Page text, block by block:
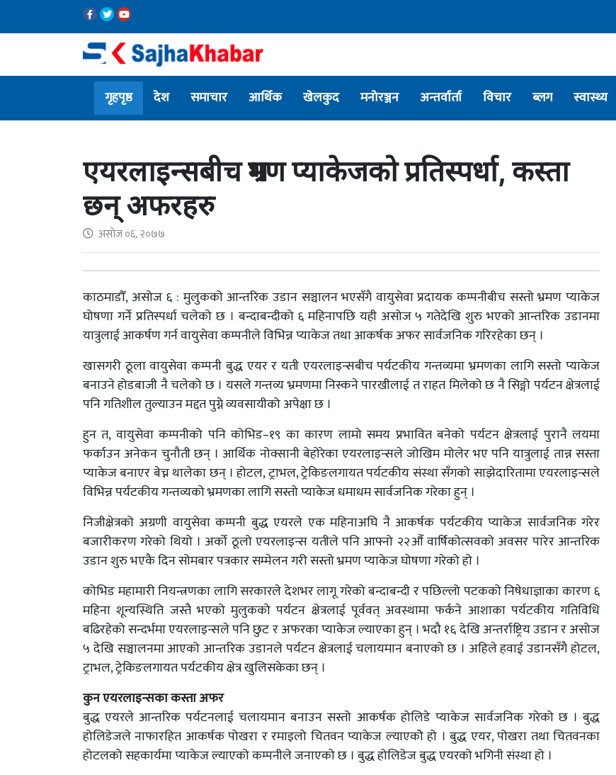
गृहपृष्ठ देश समाचार आर्थिक खेलकुद मनोरञ्जन अन्तर्वार्ता विचार ब्लग स्वास्थ्य
एयरलाइन्सबीच भ्रमण प्याकेजको प्रतिस्पर्धा, कस्ता
छन् अफरहरु
असोज ०६, २०७७
काठमाडौँ, असोज ६ : मुलुकको आन्तरिक उडान सञ्चालन भएसँगै वायुसेवा प्रदायक कम्पनीबीच सस्तो भ्रमण प्याकेज
घोषणा गर्ने प्रतिस्पर्धा चलेको छ । बन्दाबन्दीको ६ महिनापछि यही असोज ५ गतेदेखि शुरु भएको आन्तरिक उडानमा
यात्रुलाई आकर्षण गर्न वायुसेवा कम्पनीले विभिन्न प्याकेज तथा आकर्षक अफर सार्वजनिक गरिरहेका छन् ।
खासगरी ठूला वायुसेवा कम्पनी बुद्ध एयर र यती एयरलाइन्सबीच पर्यटकीय गन्तव्यमा भ्रमणका लागि सस्तो प्याकेज
बनाउने होडबाजी नै चलेको छ । यसले गन्तव्य भ्रमणमा निस्कने पारखीलाई त राहत मिलेको छ नै सिङ्गो पर्यटन क्षेत्रलाई
पनि गतिशील तुल्याउन मद्दत पुग्ने व्यवसायीको अपेक्षा छ ।
हुन त, वायुसेवा कम्पनीको पनि कोभिड–१९ का कारण लामो समय प्रभावित बनेको पर्यटन क्षेत्रलाई पुरानै लयमा
फर्काउन अनेकन चुनौती छन् । आर्थिक नोक्सानी बेहोरेका एयरलाइन्सले जोखिम मोलेर भए पनि यात्रुलाई तान्न सस्ता
प्याकेज बनाएर बेच्न थालेका छन् । होटल, ट्राभल, ट्रेकिङलगायत पर्यटकीय संस्था सँगको साझेदारितामा एयरलाइन्सले
विभिन्न पर्यटकीय गन्तव्यको भ्रमणका लागि सस्तो प्याकेज धमाधम सार्वजनिक गरेका हुन् ।
निजीक्षेत्रको अग्रणी वायुसेवा कम्पनी बुद्ध एयरले एक महिनाअघि नै आकर्षक पर्यटकीय प्याकेज सार्वजनिक गरेर
बजारीकरण गरेको थियो । अर्को ठूलो एयरलाइन्स यतीले पनि आफ्नो २२औँ वार्षिकोत्सवको अवसर पारेर आन्तरिक
उडान शुरु भएकै दिन सोमबार पत्रकार सम्मेलन गरी सस्तो भ्रमण प्याकेज घोषणा गरेको हो ।
कोभिड महामारी नियन्त्रणका लागि सरकारले देशभर लागू गरेको बन्दाबन्दी र पछिल्लो पटकको निषेधाज्ञाका कारण ६
महिना शून्यस्थिति जस्तै भएको मुलुकको पर्यटन क्षेत्रलाई पूर्ववत् अवस्थामा फर्कने आशाका पर्यटकीय गतिविधि
बढिरहेको सन्दर्भमा एयरलाइन्सले पनि छुट र अफरका प्याकेज ल्याएका हुन् । भदौ १६ देखि अन्तर्राष्ट्रिय उडान र असोज
५ देखि सञ्चालनमा आएको आन्तरिक उडानले पर्यटन क्षेत्रलाई चलायमान बनाएको छ । अहिले हवाई उडानसँगै होटल,
ट्राभल, ट्रेकिङलगायत पर्यटकीय क्षेत्र खुलिसकेका छन् ।
कुन एयरलाइन्सका कस्ता अफर
बुद्ध एयरले आन्तरिक पर्यटनलाई चलायमान बनाउन सस्तो आकर्षक होलिडे प्याकेज सार्वजनिक गरेको छ । बुद्ध
होलिडेजले नाफारहित आकर्षक पोखरा र रमाइलो चितवन प्याकेज ल्याएकोे हो । बुद्ध एयर, पोखरा तथा चितवनका
होटलको सहकार्यमा प्याकेज ल्याएको कम्पनीले जनाएको छ । बुद्ध होलिडेज बुद्ध एयरको भगिनी संस्था हो ।